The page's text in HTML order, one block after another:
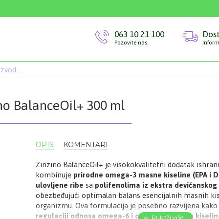
063 10 21 100
Pozovite nas
BalanceOil+ 300 ml
OPIS KOMENTARI
Zinzino BalanceOil+ je visokokvalitetni dodatak
kombinuje prirodne omega-3 masne kiseline (EPA i
ulovljene ribe sa polifenolima iz ekstra
obezbeđujući optimalan balans esencijalnih masnih
organizmu. Ova formulacija je posebno razvijena
regulaciji odnosa omega-6 i omega-3 masnih